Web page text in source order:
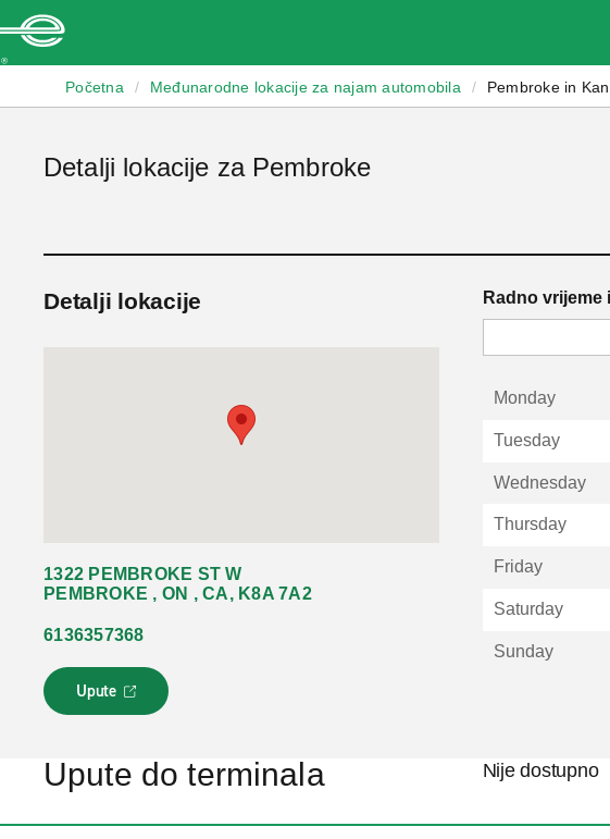
Početna / Međunarodne lokacije za najam automobila / Pembroke in
Detalji lokacije za Pembroke
Detalji lokacije
1322 PEMBROKE ST W
PEMBROKE , ON , CA, K8A 7A2
6136357368
Upute
L
i
s
o
Radno vrijeme
Monday
Tuesday
Wednesday
Thursday
Friday
Saturday
Sunday
Upute do terminala Nije dostupno